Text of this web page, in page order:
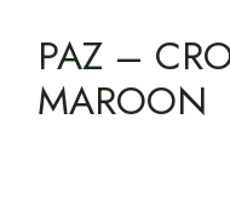
PAZ –
MAROON